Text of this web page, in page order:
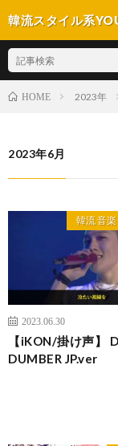
韓流スタイル系
HOME 2023年
2023年6月
韓流 音
2023.06.30
【iKON/掛け声】
DUMBER JP.ver